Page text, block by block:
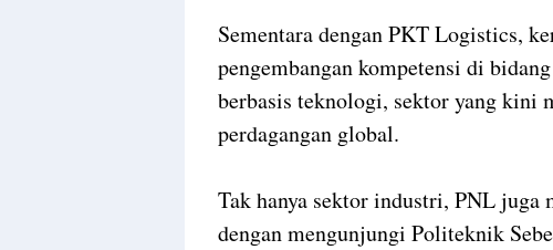
Sementara dengan PKT Logistics,
pengembangan kompetensi di
berbasis teknologi, sektor yang kini
perdagangan global.
Tak hanya sektor industri, PNL juga
dengan mengunjungi Politeknik